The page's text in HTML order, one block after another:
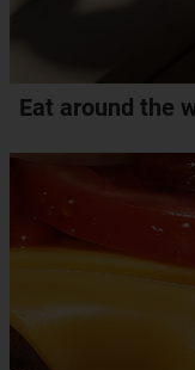
Eat around the